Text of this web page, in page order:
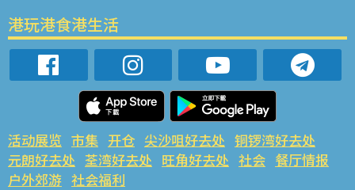
港玩港食港生活
活动展览 市集 开仓 尖沙咀好去处 铜锣湾好去处
元朗好去处 荃湾好去处 旺角好去处 社会 餐厅情报
户外郊游 社会福利